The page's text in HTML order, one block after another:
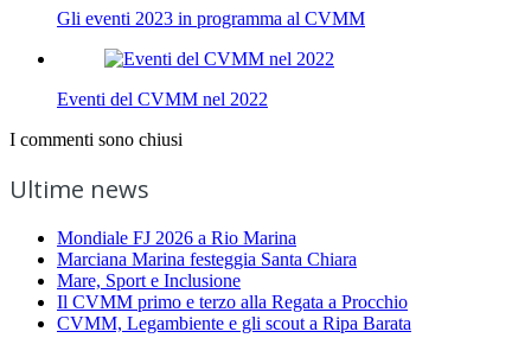
Gli eventi 2023 in programma al CVMM
Eventi del CVMM nel 2022
I commenti sono chiusi
Ultime news
Mondiale FJ 2026 a Rio Marina
Marciana Marina festeggia Santa Chiara
Mare, Sport e Inclusione
Il CVMM primo e terzo alla Regata a Procchio
CVMM, Legambiente e gli scout a Ripa Barata